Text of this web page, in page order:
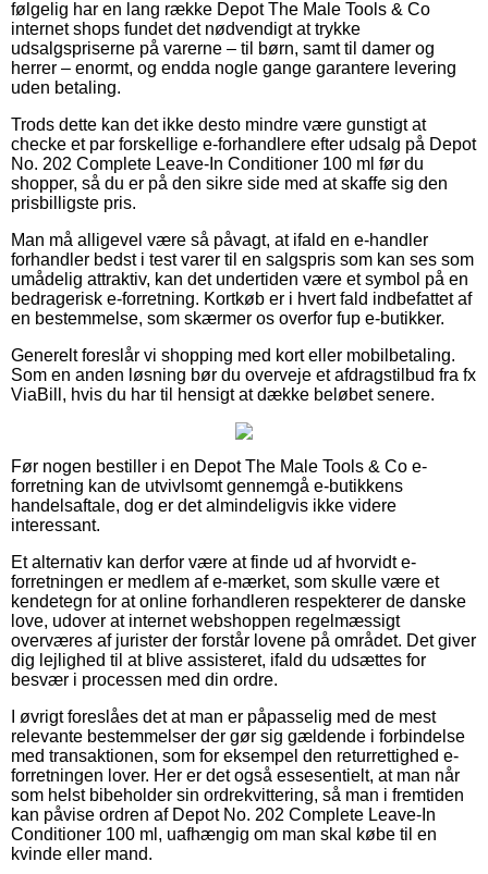
følgelig har en lang række Depot The Male Tools & Co
internet shops fundet det nødvendigt at trykke
udsalgspriserne på varerne – til børn, samt til damer og
herrer – enormt, og endda nogle gange garantere levering
uden betaling.
Trods dette kan det ikke desto mindre være gunstigt at
checke et par forskellige e-forhandlere efter udsalg på Depot
No. 202 Complete Leave-In Conditioner 100 ml før du
shopper, så du er på den sikre side med at skaffe sig den
prisbilligste pris.
Man må alligevel være så påvagt, at ifald en e-handler
forhandler bedst i test varer til en salgspris som kan ses som
umådelig attraktiv, kan det undertiden være et symbol på en
bedragerisk e-forretning. Kortkøb er i hvert fald indbefattet af
en bestemmelse, som skærmer os overfor fup e-butikker.
Generelt foreslår vi shopping med kort eller mobilbetaling.
Som en anden løsning bør du overveje et afdragstilbud fra fx
ViaBill, hvis du har til hensigt at dække beløbet senere.
Før nogen bestiller i en Depot The Male Tools & Co e-
forretning kan de utvivlsomt gennemgå e-butikkens
handelsaftale, dog er det almindeligvis ikke videre
interessant.
Et alternativ kan derfor være at finde ud af hvorvidt e-
forretningen er medlem af e-mærket, som skulle være et
kendetegn for at online forhandleren respekterer de danske
love, udover at internet webshoppen regelmæssigt
overværes af jurister der forstår lovene på området. Det giver
dig lejlighed til at blive assisteret, ifald du udsættes for
besvær i processen med din ordre.
I øvrigt foreslåes det at man er påpasselig med de mest
relevante bestemmelser der gør sig gældende i forbindelse
med transaktionen, som for eksempel den returrettighed e-
forretningen lover. Her er det også essesentielt, at man når
som helst bibeholder sin ordrekvittering, så man i fremtiden
kan påvise ordren af Depot No. 202 Complete Leave-In
Conditioner 100 ml, uafhængig om man skal købe til en
kvinde eller mand.